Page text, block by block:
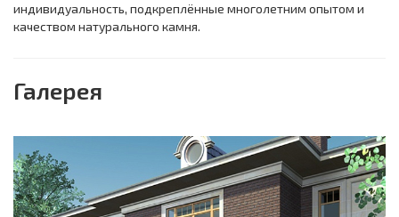
индивидуальность, подкреплённые многолетним опытом и
качеством натурального камня.
Галерея